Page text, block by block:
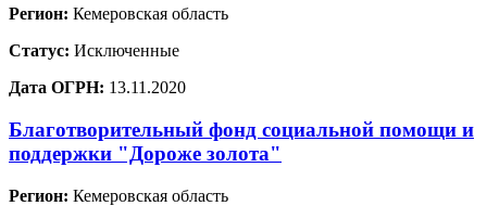
Регион: Кемеровская область
Статус: Исключенные
Дата ОГРН: 13.11.2020
Благотворительный фонд социальной помощи и
поддержки "Дороже золота"
Регион: Кемеровская область